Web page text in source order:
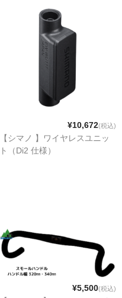
¥10,672(税込)
【シマノ 】ワイヤレスユニッ
ト（Di2 仕様）
¥5,500(税込)